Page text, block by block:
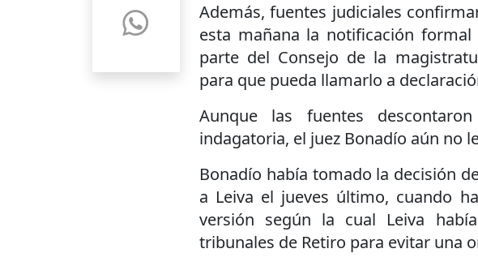
Además, fuentes judiciales
esta mañana la notificación
parte del Consejo de la
para que pueda llamarlo a
Aunque las fuentes
indagatoria, el juez Bonadío aún no
Bonadío había tomado la decisión
a Leiva el jueves último, cuando
versión según la cual Leiva
tribunales de Retiro para evitar una